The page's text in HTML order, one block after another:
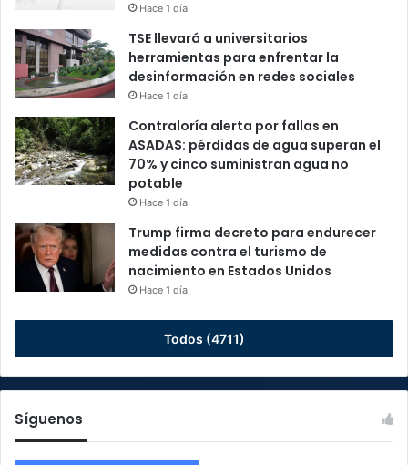
Hace 1 día
TSE llevará a universitarios
herramientas para enfrentar la
desinformación en redes sociales
Hace 1 día
Contraloría alerta por fallas en
ASADAS: pérdidas de agua superan el
70% y cinco suministran agua no
potable
Hace 1 día
Trump firma decreto para endurecer
medidas contra el turismo de
nacimiento en Estados Unidos
Hace 1 día
Todos (4711)
Síguenos